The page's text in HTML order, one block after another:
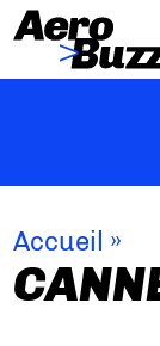
Accueil »